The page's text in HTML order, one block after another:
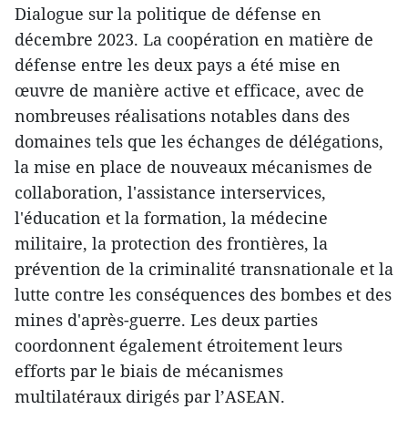
Dialogue sur la politique de défense en
décembre 2023. La coopération en matière de
défense entre les deux pays a été mise en
œuvre de manière active et efficace, avec de
nombreuses réalisations notables dans des
domaines tels que les échanges de délégations,
la mise en place de nouveaux mécanismes de
collaboration, l'assistance interservices,
l'éducation et la formation, la médecine
militaire, la protection des frontières, la
prévention de la criminalité transnationale et la
lutte contre les conséquences des bombes et des
mines d'après-guerre. Les deux parties
coordonnent également étroitement leurs
efforts par le biais de mécanismes
multilatéraux dirigés par l’ASEAN.